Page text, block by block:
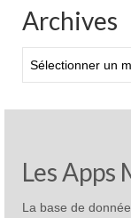
Archives
Les Apps
La base de